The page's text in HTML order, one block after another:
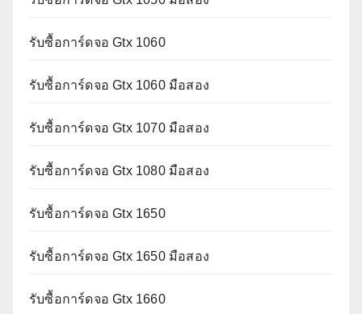
รับซื้อการ์ดจอ Gtx 1060
รับซื้อการ์ดจอ Gtx 1060 มือสอง
รับซื้อการ์ดจอ Gtx 1070 มือสอง
รับซื้อการ์ดจอ Gtx 1080 มือสอง
รับซื้อการ์ดจอ Gtx 1650
รับซื้อการ์ดจอ Gtx 1650 มือสอง
รับซื้อการ์ดจอ Gtx 1660